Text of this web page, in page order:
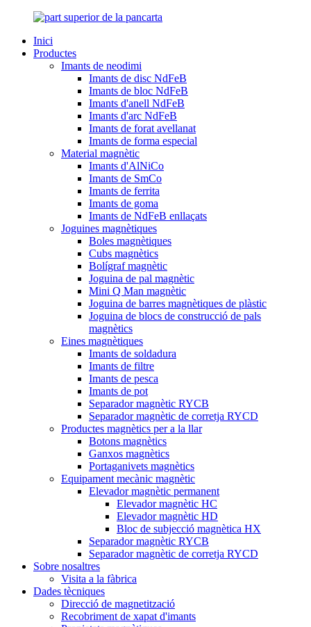
Inici
Productes
Imants de neodimi
Imants de disc NdFeB
Imants de bloc NdFeB
Imants d'anell NdFeB
Imants d'arc NdFeB
Imants de forat avellanat
Imants de forma especial
Material magnètic
Imants d'AlNiCo
Imants de SmCo
Imants de ferrita
Imants de goma
Imants de NdFeB enllaçats
Joguines magnètiques
Boles magnètiques
Cubs magnètics
Bolígraf magnètic
Joguina de pal magnètic
Mini Q Man magnètic
Joguina de barres magnètiques de plàstic
Joguina de blocs de construcció de pals
magnètics
Eines magnètiques
Imants de soldadura
Imants de filtre
Imants de pesca
Imants de pot
Separador magnètic RYCB
Separador magnètic de corretja RYCD
Productes magnètics per a la llar
Botons magnètics
Ganxos magnètics
Portaganivets magnètics
Equipament mecànic magnètic
Elevador magnètic permanent
Elevador magnètic HC
Elevador magnètic HD
Bloc de subjecció magnètica HX
Separador magnètic RYCB
Separador magnètic de corretja RYCD
Sobre nosaltres
Visita a la fàbrica
Dades tècniques
Direcció de magnetització
Recobriment de xapat d'imants